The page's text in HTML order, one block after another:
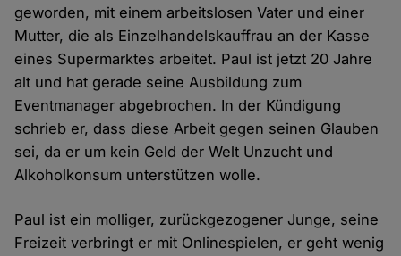
geworden, mit einem arbeitslosen Vater und einer
Mutter, die als Einzelhandelskauffrau an der Kasse
eines Supermarktes arbeitet. Paul ist jetzt 20 Jahre
alt und hat gerade seine Ausbildung zum
Eventmanager abgebrochen. In der Kündigung
schrieb er, dass diese Arbeit gegen seinen Glauben
sei, da er um kein Geld der Welt Unzucht und
Alkoholkonsum unterstützen wolle.
Paul ist ein molliger, zurückgezogener Junge, seine
Freizeit verbringt er mit Onlinespielen, er geht wenig